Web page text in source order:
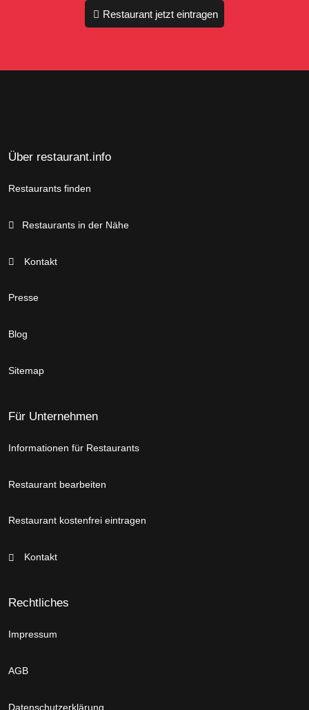
Restaurant jetzt eintragen
Über restaurant.info
Restaurants finden
Restaurants in der Nähe
Kontakt
Presse
Blog
Sitemap
Für Unternehmen
Informationen für Restaurants
Restaurant bearbeiten
Restaurant kostenfrei eintragen
Kontakt
Rechtliches
Impressum
AGB
Datenschutzerklärung